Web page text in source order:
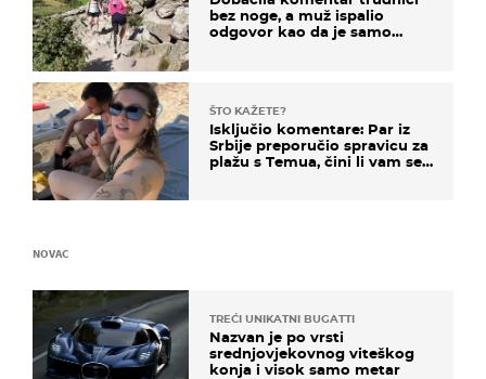
bez noge, a muž ispalio
odgovor kao da je samo
ŠTO KAŽETE?
Isključio komentare: Par iz
Srbije preporučio spravicu za
plažu s Temua, čini li vam se
NOVAC
TREĆI UNIKATNI BUGATTI
Nazvan je po vrsti
srednjovjekovnog viteškog
konja i visok samo metar